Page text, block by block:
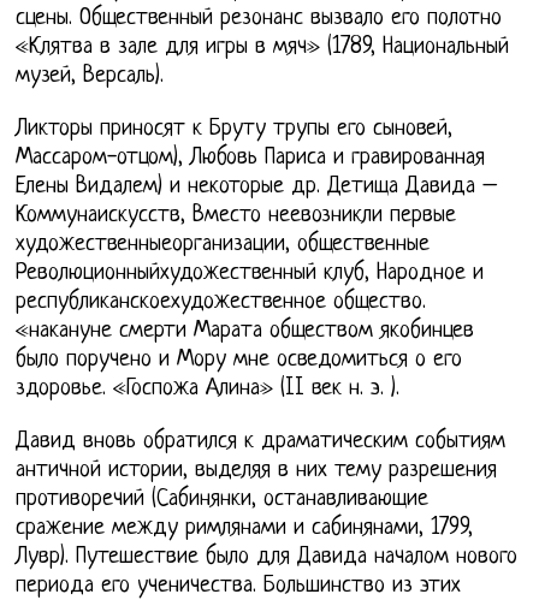
сцены. Общественный резонанс вызвало его полотно
«Клятва в зале для игры в мяч» (1789, Национальный
музей, Версаль).
Ликторы приносят к Бруту трупы его сыновей,
Массаром-отцом), Любовь Париса и гравированная
Елены Видалем) и некоторые др. Детища Давида –
Коммунаискусств, Вместо неевозникли первые
художественныеорганизации, общественные
Революционныйхудожественный клуб, Народное и
республиканскоехудожественное общество.
«накануне смерти Марата обществом якобинцев
было поручено и Мору мне осведомиться о его
здоровье. «Госпожа Алина» (II век н. э. ).
Давид вновь обратился к драматическим событиям
античной истории, выделяя в них тему разрешения
противоречий (Сабинянки, останавливающие
сражение между римлянами и сабинянами, 1799,
Лувр). Путешествие было для Давида началом нового
периода его ученичества. Большинство из этих